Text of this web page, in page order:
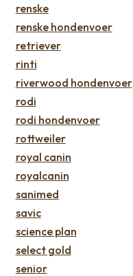
renske
renske hondenvoer
retriever
rinti
riverwood hondenvoer
rodi
rodi hondenvoer
rottweiler
royal canin
royalcanin
sanimed
savic
science plan
select gold
senior